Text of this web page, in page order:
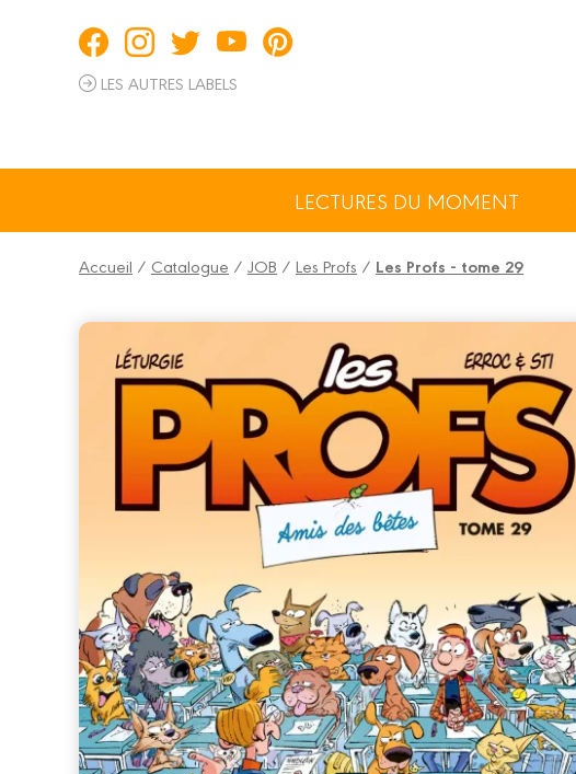
LES AUTRES LABELS
LECTURES DU MOMENT
Accueil / Catalogue / JOB / Les Profs / Les Profs - tome 29